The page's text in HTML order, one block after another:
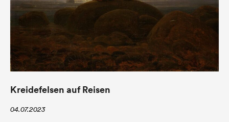
Kreidefelsen auf Reisen
04.07.2023